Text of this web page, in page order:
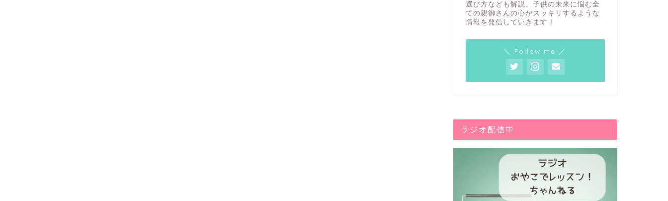
選び方なども解説。子供の未来に悩む全
ての親御さんの心がスッキリするような
情報を発信していきます！
＼ Follow me ／
ラジオ配信中